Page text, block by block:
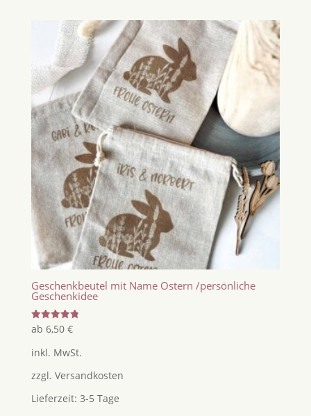
Geschenkbeutel mit Name Ostern /persönliche
Geschenkidee
Bewertet
mit
von 5
ab 6,50 €
inkl. MwSt.
zzgl. Versandkosten
Lieferzeit: 3-5 Tage